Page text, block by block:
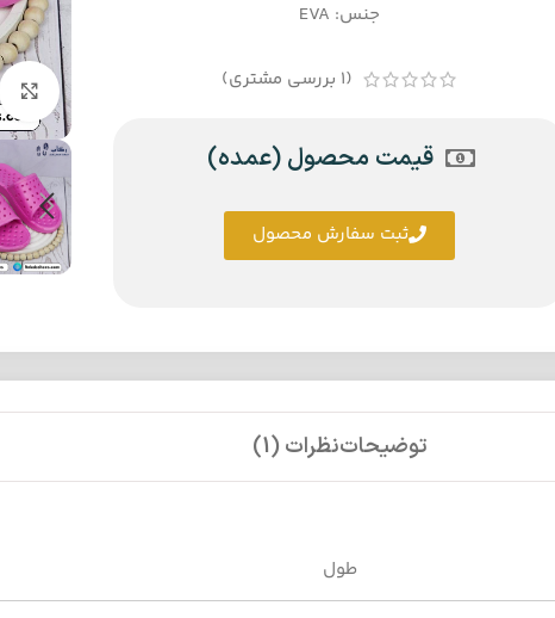
جنس: EVA
(
1 بررسی مشتری)
قیمت محصول (عمده)
ثبت سفارش محصول
توضیحاتنظرات (1)
طول